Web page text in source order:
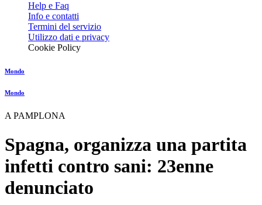
Help e Faq
Info e contatti
Termini del servizio
Utilizzo dati e privacy
Cookie Policy
Mondo
Mondo
A PAMPLONA
Spagna, organizza una partita
infetti contro sani: 23enne
denunciato